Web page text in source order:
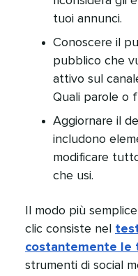
tuoi annunci.​​
Conoscere il
pubblico che
attivo sul
Quali parole o
Aggiornare il
includono
modificare
che usi.​​
Il modo più
clic consiste nel
costantemente le
strumenti di social